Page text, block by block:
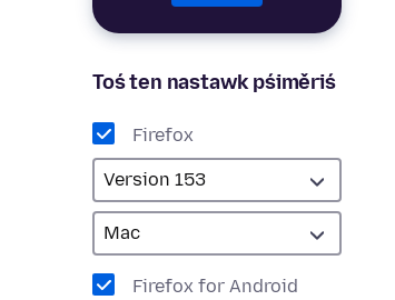
Toś ten nastawk pśiměriś
Firefox
Firefox for Android